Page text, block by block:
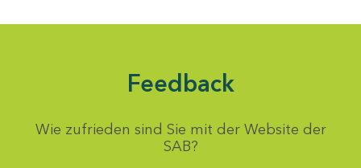
Feedback
Wie zufrieden sind Sie mit der Website der
SAB?